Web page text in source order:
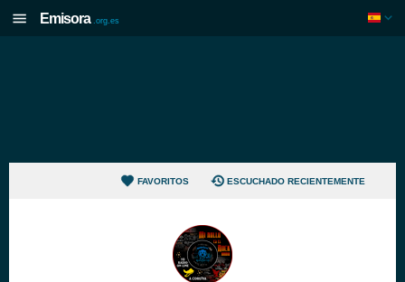
Emisora .org.es
FAVORITOS ESCUCHADO RECIENTEMENTE